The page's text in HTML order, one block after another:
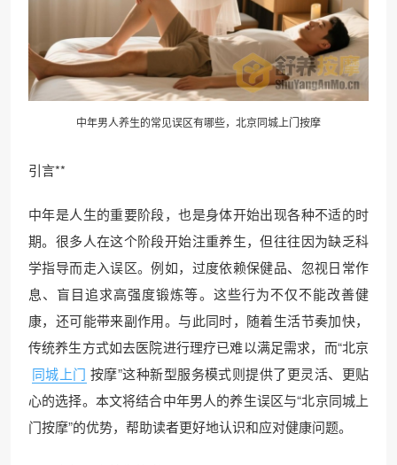
中年男人养生的常见误区有哪些， 北京同城 上门按摩
引言**
中年是人生的重要阶段，也是身体开始出现各种不适的时
期。很多人在这个阶段开始注重养生，但往往因为缺乏科
学指导而走入误区。例如，过度依赖保健品、忽视日常作
息、盲目追求高强度锻炼等。这些行为不仅不能改善健
康，还可能带来副作用。与此同时，随着生活节奏加快，
传统养生方式如去医院进行理疗已难以满足需求，而“北京
同城上门 按摩”这种新型服务模式则提供了更灵活、更贴
心的选择。本文将结合中年男人的养生误区与“北京同城上
门按摩”的优势，帮助读者更好地认识和应对健康问题。